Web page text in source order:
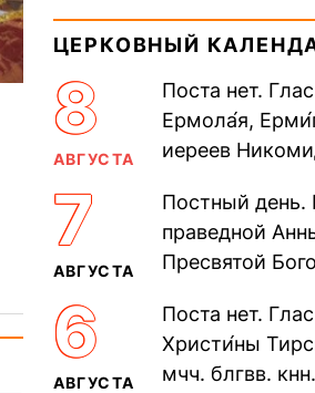
ЦЕРКОВНЫЙ
8
АВГУСТА
Поста нет.
Ермола́я,
иереев
Печерского, в
пещерах...
7
АВГУСТА
Постный день.
праведной
Пресвятой
прп.
6
АВГУСТА
Поста нет.
Христи́ны
мчч. блгвв.